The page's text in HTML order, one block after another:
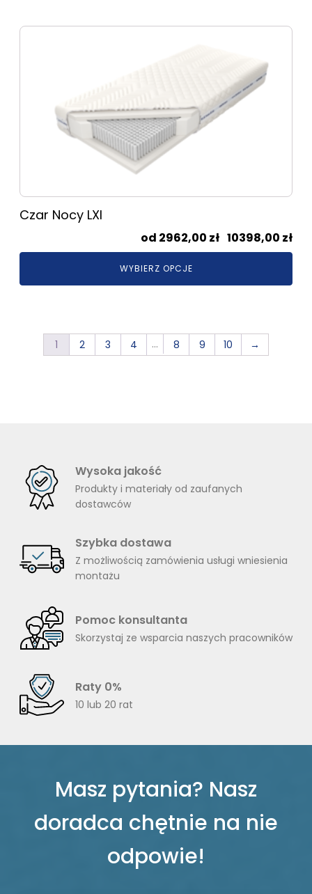
Czar Nocy LXI
2962,00 zł 10398,00 zł
WYBIERZ OPCJE
Ten
1 2 3 4 … 8 9 10 →
Wysoka jakość
Produkty i materiały od zaufanych
dostawców
Szybka dostawa
Z możliwością zamówienia usługi wniesienia
montażu
Pomoc konsultanta
Skorzystaj ze wsparcia naszych pracowników
Raty 0%
10 lub 20 rat
Masz pytania? Nasz
doradca chętnie na nie
odpowie!